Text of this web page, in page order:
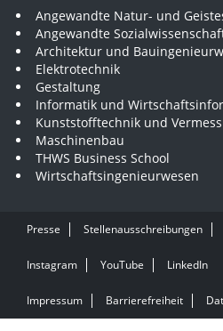
Angewandte Natur- und
Angewandte
Architektur und
Elektrotechnik
Gestaltung
Informatik und
Kunststofftechnik und
Maschinenbau
THWS Business School
Wirtschaftsingenieurwesen
Presse Stellenausschreibungen
Instagram YouTube LinkedIn
Impressum Barrierefreiheit